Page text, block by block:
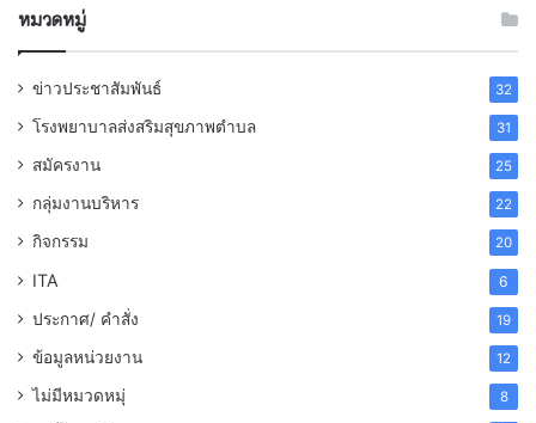
หมวดหมู่
ข่าวประชาสัมพันธ์ 32
โรงพยาบาลส่งสริมสุขภาพตำบล 31
สมัครงาน 25
กลุ่มงานบริหาร 22
กิจกรรม 20
ITA 6
ประกาศ/ คำสั่ง 19
ข้อมูลหน่วยงาน 12
ไม่มีหมวดหมุ่ 8